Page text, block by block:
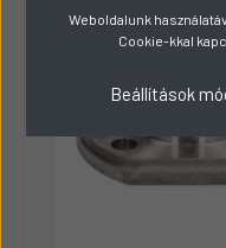
Weboldalunk
Cookie-kkal
Beállítások